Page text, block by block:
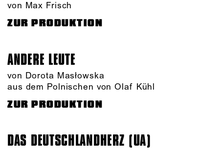
von Max Frisch
ZUR PRODUKTION
ANDERE LEUTE
von Dorota Masłowska
aus dem Polnischen von Olaf Kühl
ZUR PRODUKTION
DAS DEUTSCHLAND­HERZ (UA)